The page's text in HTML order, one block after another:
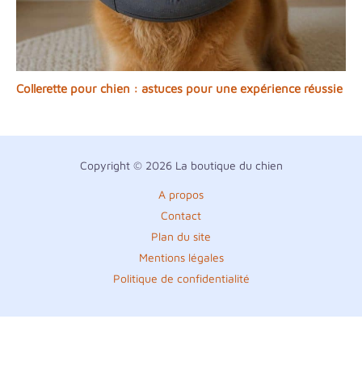
Collerette pour chien : astuces pour une expérience réussie
Copyright © 2026 La boutique du chien
A propos
Contact
Plan du site
Mentions légales
Politique de confidentialité